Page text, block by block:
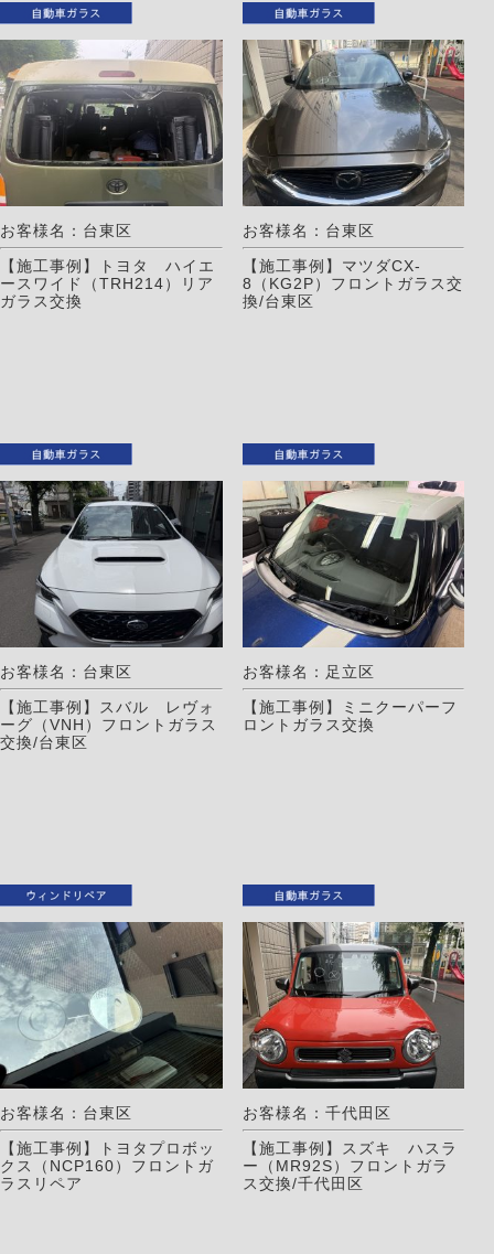
お客様名：台東区
【施工事例】トヨタ ハイエ
ースワイド（TRH214）リア
ガラス交換
お客様名：台東区
【施工事例】マツダCX-
8（KG2P）フロントガラス交
換/台東区
お客様名：台東区
【施工事例】スバル レヴォ
ーグ（VNH）フロントガラス
交換/台東区
お客様名：足立区
【施工事例】ミニクーパーフ
ロントガラス交換
お客様名：台東区
【施工事例】トヨタプロボッ
クス（NCP160）フロントガ
ラスリペア
お客様名：千代田区
【施工事例】スズキ ハスラ
ー（MR92S）フロントガラ
ス交換/千代田区